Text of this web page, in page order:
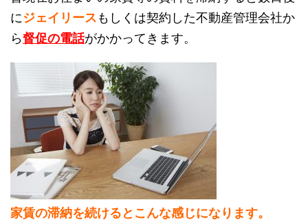
にジェイリースもしくは契約した不動産管理会社か
ら督促の電話がかかってきます。
家賃の滞納を続けるとこんな感じになります。